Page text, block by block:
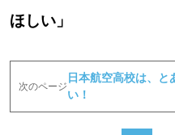
ほしい」
次のページ
日本航空高校は、
い！